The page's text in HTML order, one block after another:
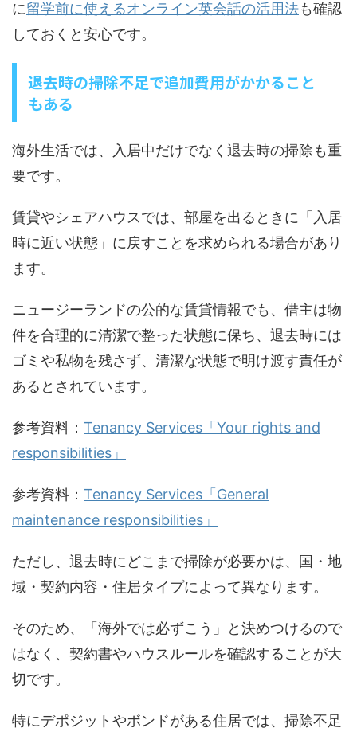
に留学前に使えるオンライン英会話の活用法も確認
しておくと安心です。
退去時の掃除不足で追加費用がかかること
もある
海外生活では、入居中だけでなく退去時の掃除も重
要です。
賃貸やシェアハウスでは、部屋を出るときに「入居
時に近い状態」に戻すことを求められる場合があり
ます。
ニュージーランドの公的な賃貸情報でも、借主は物
件を合理的に清潔で整った状態に保ち、退去時には
ゴミや私物を残さず、清潔な状態で明け渡す責任が
あるとされています。
参考資料： Tenancy Services「Your rights and
responsibilities」
参考資料： Tenancy Services「General
maintenance responsibilities」
ただし、退去時にどこまで掃除が必要かは、国・地
域・契約内容・住居タイプによって異なります。
そのため、「海外では必ずこう」と決めつけるので
はなく、契約書やハウスルールを確認することが大
切です。
特にデポジットやボンドがある住居では、掃除不足